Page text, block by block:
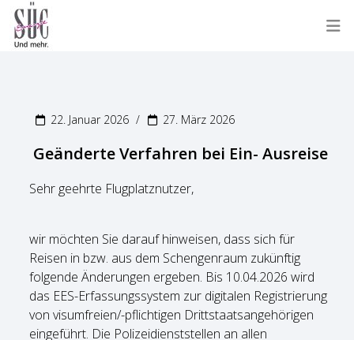
22. Januar 2026 27. März 2026
Geänderte Verfahren bei Ein- Ausreise
Sehr geehrte Flugplatznutzer,
wir möchten Sie darauf hinweisen, dass sich für
Reisen in bzw. aus dem Schengenraum zukünftig
folgende Änderungen ergeben. Bis 10.04.2026 wird
das EES-Erfassungssystem zur digitalen Registrierung
von visumfreien/-pflichtigen Drittstaatsangehörigen
eingeführt. Die Polizeidienststellen an allen